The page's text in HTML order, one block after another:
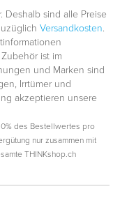
Deshalb sind alle Preise
Versandkosten.
ist im
und Marken sind
Irrtümer und
akzeptieren unsere
des Bestellwertes pro
nur zusammen mit
THINKshop.ch